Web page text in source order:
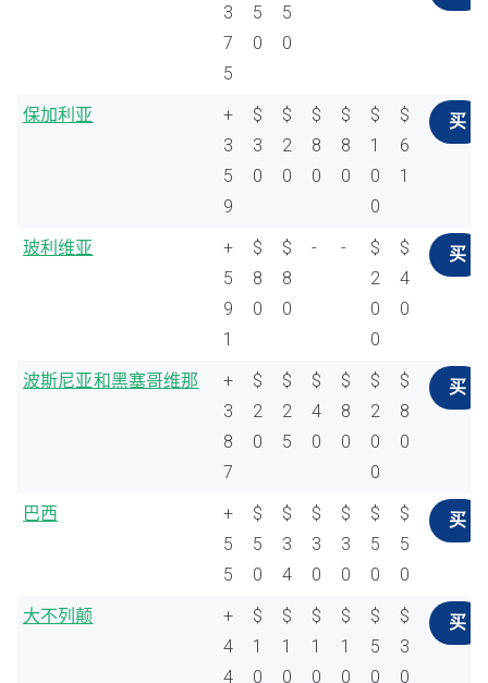
3
7
5
5
0
5
0
保加利亚
+
3
5
9
$
3
0
$
2
0
$
8
0
$
8
0
$
1
0
0
$
6
1
买
玻利维亚
+
5
9
1
$
8
0
$
8
0
- -
$
2
0
0
$
4
0
买
波斯尼亚和黑塞哥维那
+
3
8
7
$
2
0
$
2
5
$
4
0
$
8
0
$
2
0
0
$
8
0
买
巴西
+
5
5
$
5
0
$
3
4
$
3
0
$
3
0
$
5
0
$
5
0
买
大不列颠
+
4
4
$
1
0
$
1
0
$
1
0
$
1
0
$
5
0
$
3
0
买